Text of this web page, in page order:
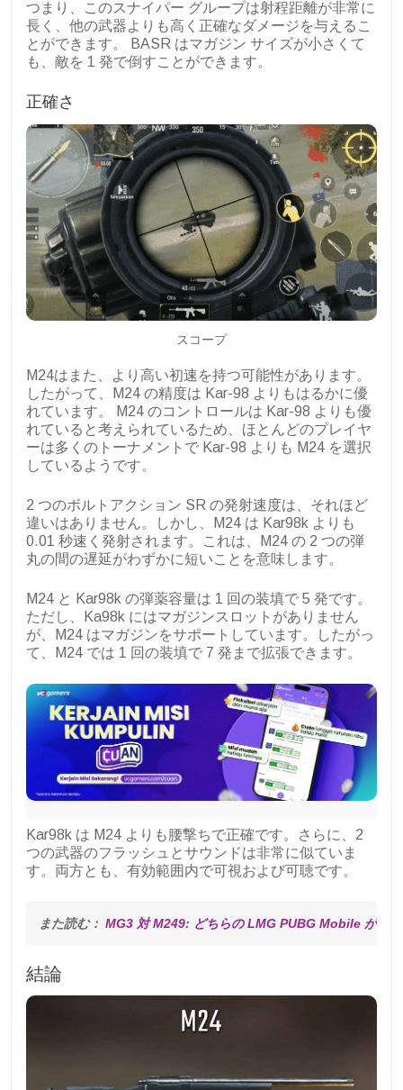
つまり、このスナイパー グループは射程距離が非常に
長く、他の武器よりも高く正確なダメージを与えるこ
とができます。 BASR はマガジン サイズが小さくて
も、敵を 1 発で倒すことができます。
正確さ
スコープ
M24はまた、より高い初速を持つ可能性があります。
したがって、M24 の精度は Kar-98 よりもはるかに優
れています。 M24 のコントロールは Kar-98 よりも優
れていると考えられているため、ほとんどのプレイヤ
ーは多くのトーナメントで Kar-98 よりも M24 を選択
しているようです。
2 つのボルトアクション SR の発射速度は、それほど
違いはありません。しかし、M24 は Kar98k よりも
0.01 秒速く発射されます。これは、M24 の 2 つの弾
丸の間の遅延がわずかに短いことを意味します。
M24 と Kar98k の弾薬容量は 1 回の装填で 5 発です。
ただし、Ka98k にはマガジンスロットがありません
が、M24 はマガジンをサポートしています。したがっ
て、M24 では 1 回の装填で 7 発まで拡張できます。
Kar98k は M24 よりも腰撃ちで正確です。さらに、2
つの武器のフラッシュとサウンドは非常に似ていま
す。両方とも、有効範囲内で可視および可聴です。
また読む： MG3 対 M249: どちらの LMG PUBG Mobile がよ
結論